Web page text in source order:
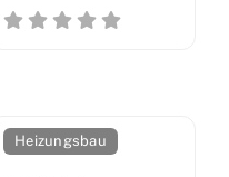
Heizungsbau